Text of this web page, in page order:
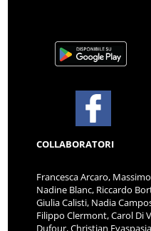
COLLABORATORI
Francesca Arcaro,
Nadine Blanc, Riccardo
Giulia Calisti, Nadia
Filippo Clermont, Carol Di
Dufour, Christian